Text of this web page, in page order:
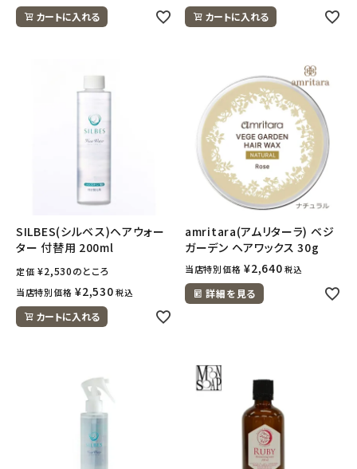
カートに入れる カートに入れる
SILBES(シルベス)ヘアウォー
ター 付替用 200ml
定価 ¥2,530のところ
当店特別価格 ¥2,530 税込
カートに入れる
amritara(アムリターラ) ベジ
ガーデン ヘアワックス 30g
当店特別価格 ¥2,640 税込
詳細を見る